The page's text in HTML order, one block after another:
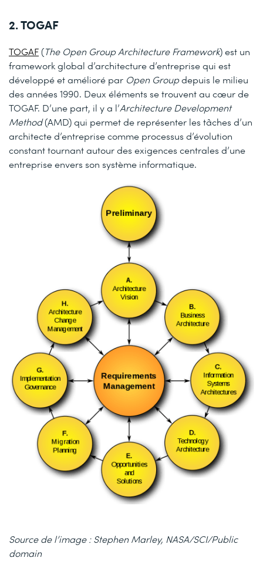
2. TOGAF
TOGAF(The Open Group Architecture Framework) est un
framework global d’architecture d’entreprise qui est
développé et amélioré par Open Groupdepuis le milieu
des années 1990. Deux éléments se trouvent au cœur de
TOGAF. D’une part, il y a l’Architecture Development
Method(AMD) qui permet de représenter les tâches d’un
architecte d’entreprise comme processus d’évolution
constant tournant autour des exigences centrales d’une
entreprise envers son système informatique.
Source de l’image : Stephen Marley, NASA/SCI/Public
domain